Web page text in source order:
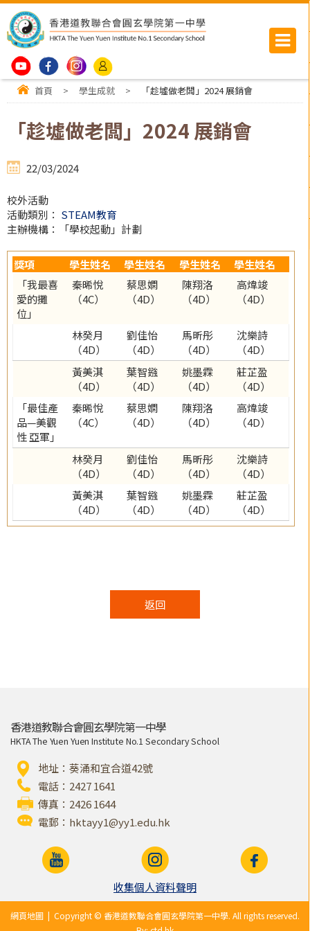
首頁 > 學生成就 > 「趁墟做老闆」2024 展銷會
「趁墟做老闆」2024 展銷會
22/03/2024
校外活動
活動類別： STEAM教育
主辦機構：「學校起動」計劃
獎項 學生姓名 學生姓名 學生姓名
學生姓名
「我最喜
愛的攤
位」
秦晞悅
（4C）
蔡思嫻
（4D）
陳翔洛
（4D）
高煒竣
（4D）
林癸月
（4D）
劉佳怡
（4D）
馬昕彤
（4D）
沈樂詩
（4D）
黃美淇
（4D）
葉智鏹
（4D）
姚墨霖
（4D）
莊芷盈
（4D）
「最佳產
品—美觀
性 亞軍」
秦晞悅
（4C）
蔡思嫻
（4D）
陳翔洛
（4D）
高煒竣
（4D）
林癸月
（4D）
劉佳怡
（4D）
馬昕彤
（4D）
沈樂詩
（4D）
黃美淇
（4D）
葉智鏹
（4D）
姚墨霖
（4D）
莊芷盈
（4D）
返回
香港道教聯合會圓玄學院第一中學
HKTA The Yuen Yuen Institute No.1 Secondary School
地址：葵涌和宜合道42號
電話：2427 1641
傳真：2426 1644
電郵： hktayy1@yy1.edu.hk
收集個人資料聲明
網頁地圖 | Copyright © 香港道教聯合會圓玄學院第一中學. All rights reserved.